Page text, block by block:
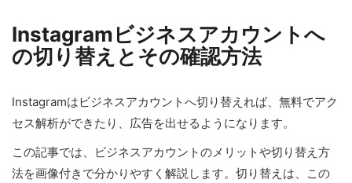
Instagramビジネスアカウントへ
の切り替えとその確認方法
Instagramはビジネスアカウントへ切り替えれば、無料でアク
セス解析ができたり、広告を出せるようになります。
この記事では、ビジネスアカウントのメリットや切り替え方
法を画像付きで分かりやすく解説します。切り替えは、この